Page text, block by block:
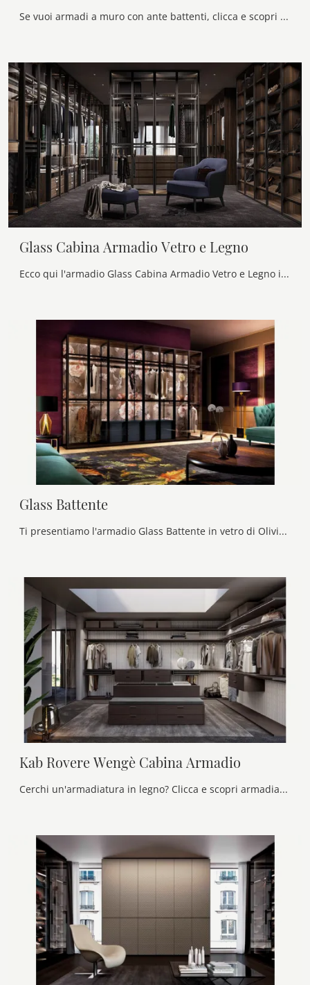
Se vuoi armadi a muro con ante battenti, clicca e scopri l'armadio Glass Battente Vetro Laccato di Olivieri in vetro.
Glass Cabina Armadio Vetro e Legno
Ecco qui l'armadio Glass Cabina Armadio Vetro e Legno in vetro di Olivieri! Un ricco catalogo di armadi cabine armadio con ante battenti.
Glass Battente
Ti presentiamo l'armadio Glass Battente in vetro di Olivieri! Una ricca gamma di armadi a muro con ante battenti.
Kab Rovere Wengè Cabina Armadio
Cerchi un'armadiatura in legno? Clicca e scopri armadiature cabine armadio con ante scorrevoli di Olivieri.